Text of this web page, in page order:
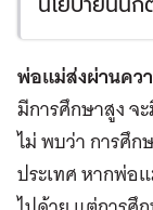
พ่อแม่ส่งผ่านคว
มีการศึกษาสูง จ
ไม่ พบว่า การศึก
ประเทศ หากพ่อ